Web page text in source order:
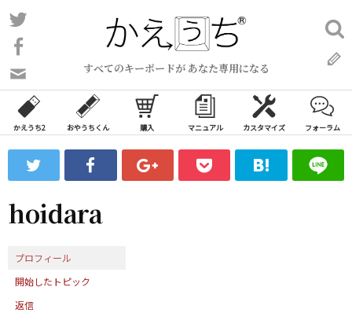
コ
ン
ン
ツ
ス
ッ
プ
すべてのキーボードが あなた専用になる
い
合
わ
フ
ォ
ム
検
索:
かえうち2 おやうちくん 購入 マニュアル カスタマイズ フォーラム
hoidara
プロフィール
開始したトピック
返信